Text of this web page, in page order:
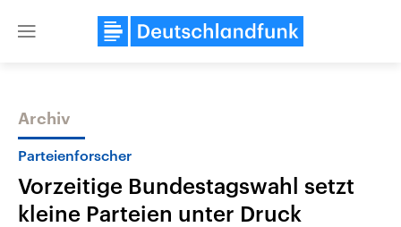
Close
Themen
Archiv
Parteienforscher
Vorzeitige Bundestagswahl setzt
kleine Parteien unter Druck